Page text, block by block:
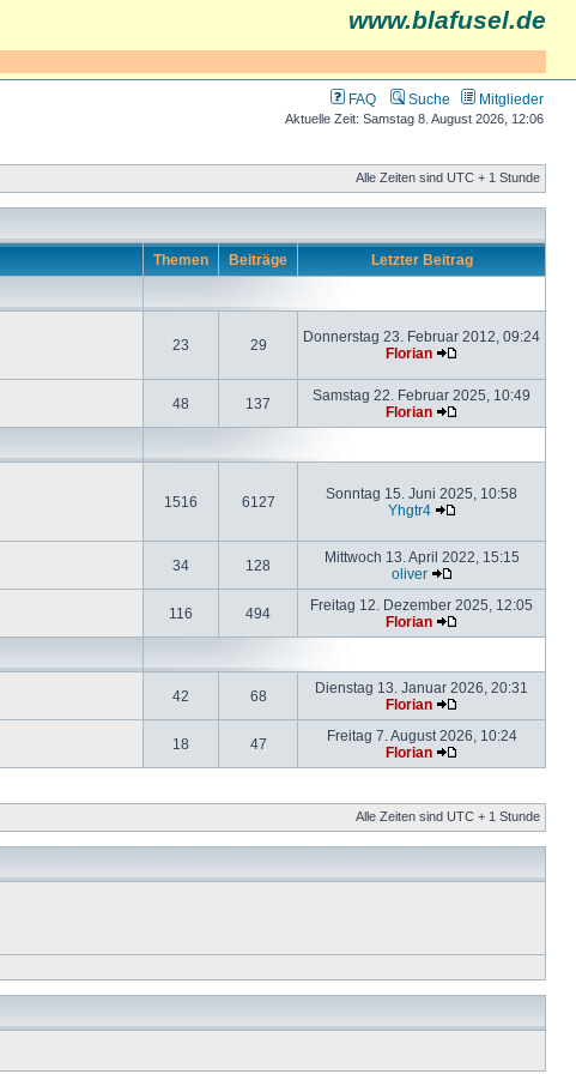
www.blafusel.de
FAQ Suche Mitglieder
Aktuelle Zeit: Samstag 8. August 2026, 12:06
Alle Zeiten sind UTC + 1 Stunde
Themen Beiträge Letzter Beitrag
23 29
Donnerstag 23. Februar 2012, 09:24
Florian
48 137
Samstag 22. Februar 2025, 10:49
Florian
1516 6127
Sonntag 15. Juni 2025, 10:58
Yhgtr4
34 128
Mittwoch 13. April 2022, 15:15
oliver
116 494
Freitag 12. Dezember 2025, 12:05
Florian
42 68
Dienstag 13. Januar 2026, 20:31
Florian
18 47
Freitag 7. August 2026, 10:24
Florian
Alle Zeiten sind UTC + 1 Stunde